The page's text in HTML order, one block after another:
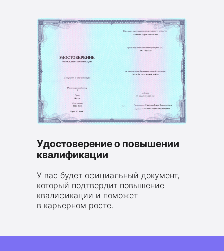
У вас будет официальный документ,
который подтвердит повышение
квалификации и поможет
в карьерном росте.
Удостоверение о повышении
квалификации